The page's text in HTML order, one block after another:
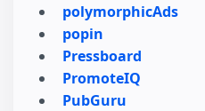
polymorphicAds
popin
Pressboard
PromoteIQ
PubGuru